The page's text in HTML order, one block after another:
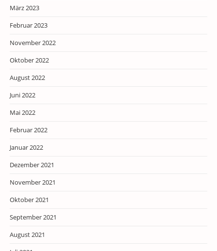
März 2023
Februar 2023
November 2022
Oktober 2022
August 2022
Juni 2022
Mai 2022
Februar 2022
Januar 2022
Dezember 2021
November 2021
Oktober 2021
September 2021
August 2021